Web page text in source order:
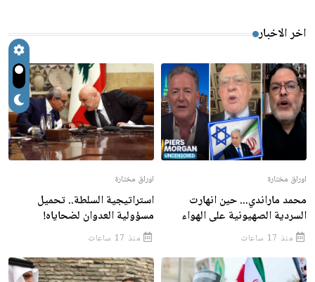
اخر الاخبار
اوراق مختارة
محمد ماراندي... حين انهارت
السردية الصهيونية على الهواء
منذ 17 ساعات
اوراق مختارة
استراتيجية السلطة.. تحميل
مسؤولية العدوان لضحاياه!
منذ 17 ساعات